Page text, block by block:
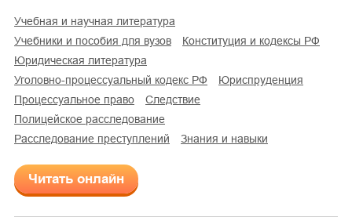
учебная и научная литература
учебники и пособия для вузов
конституция и кодексы РФ
юридическая литература
уголовно-процессуальный кодекс РФ
юриспруденция
процессуальное право
следствие
полицейское расследование
расследование преступлений
знания и навыки
Читать онлайн